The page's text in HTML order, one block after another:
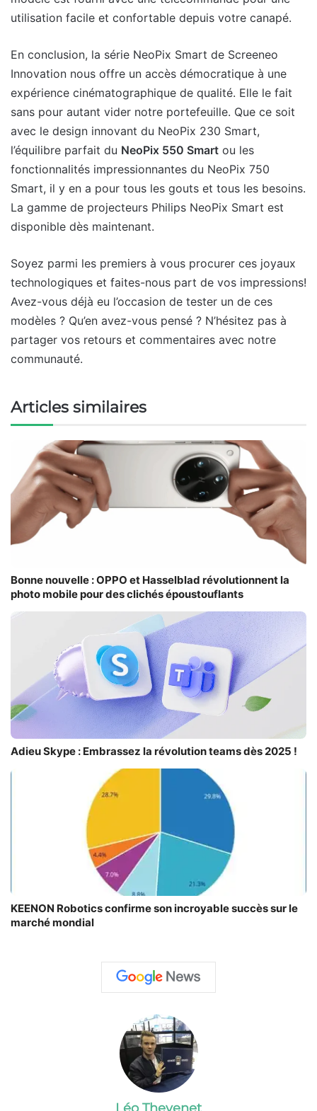
utilisation facile et confortable depuis votre canapé.
En conclusion, la série NeoPix Smart de Screeneo
Innovation nous offre un accès démocratique à une
expérience cinématographique de qualité. Elle le fait
sans pour autant vider notre portefeuille. Que ce soit
avec le design innovant du NeoPix 230 Smart,
l’équilibre parfait du NeoPix 550 Smart ou les
fonctionnalités impressionnantes du NeoPix 750
Smart, il y en a pour tous les gouts et tous les besoins.
La gamme de projecteurs Philips NeoPix Smart est
disponible dès maintenant.
Soyez parmi les premiers à vous procurer ces joyaux
technologiques et faites-nous part de vos impressions!
Avez-vous déjà eu l’occasion de tester un de ces
modèles ? Qu’en avez-vous pensé ? N’hésitez pas à
partager vos retours et commentaires avec notre
communauté.
Articles similaires
Bonne nouvelle : OPPO et Hasselblad révolutionnent la
photo mobile pour des clichés époustouflants
Adieu Skype : Embrassez la révolution teams dès 2025 !
KEENON Robotics confirme son incroyable succès sur le
marché mondial